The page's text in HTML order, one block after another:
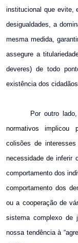
institucional que evite,
desigualdades, a
mesma medida,
assegure a
deveres) de todo
existência dos cidadão
Por outro
normativos implicou
colisões de
necessidadede inferir
comportamento dos
comportamento dos
ou a cooperação de
sistema complexo de
nossa tendência à